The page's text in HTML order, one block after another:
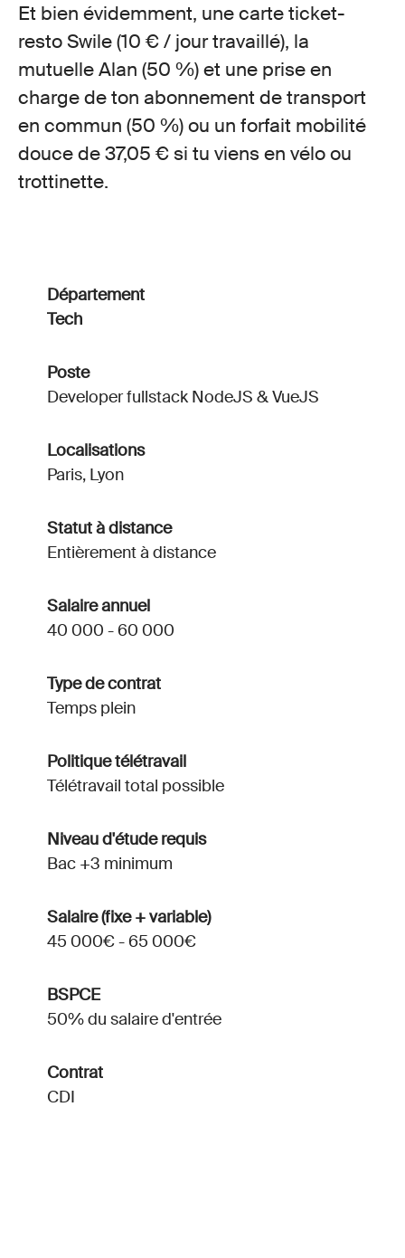
Et bien évidemment, une carte ticket-
resto Swile (10 € / jour travaillé), la
mutuelle Alan (50 %) et une prise en
charge de ton abonnement de transport
en commun (50 %) ou un forfait mobilité
douce de 37,05 € si tu viens en vélo ou
trottinette.
Département
Tech
Poste
Developer fullstack NodeJS & VueJS
Localisations
Paris, Lyon
Statut à distance
Entièrement à distance
Salaire annuel
40 000 - 60 000
Type de contrat
Temps plein
Politique télétravail
Télétravail total possible
Niveau d'étude requis
Bac +3 minimum
Salaire (fixe + variable)
45 000€ - 65 000€
BSPCE
50% du salaire d'entrée
Contrat
CDI